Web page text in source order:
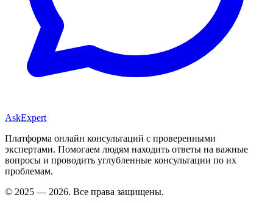
AskExpert
Платформа онлайн консультаций с проверенными
экспертами. Помогаем людям находить ответы на важные
вопросы и проводить углубленные консультации по их
проблемам.
© 2025 — 2026. Все права защищены.